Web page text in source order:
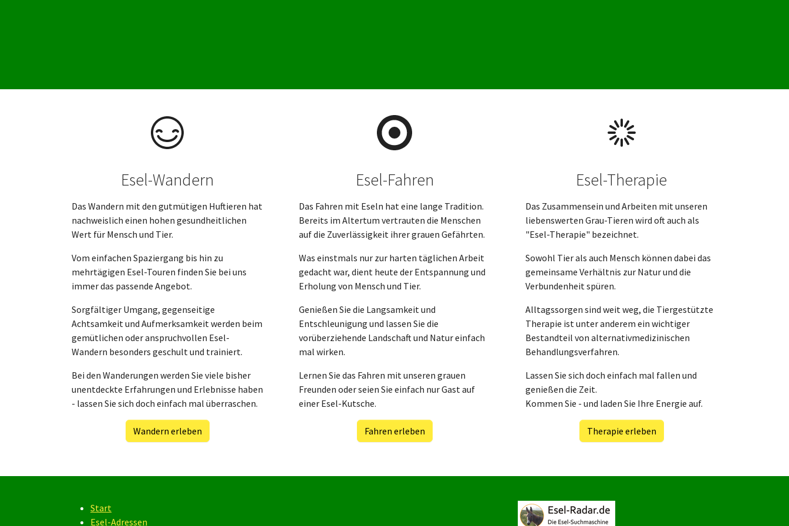
Esel-Wandern
Das Wandern mit den gutmütigen Huftieren hat
nachweislich einen hohen gesundheitlichen
Wert für Mensch und Tier.
Vom einfachen Spaziergang bis hin zu
mehrtägigen Esel-Touren finden Sie bei uns
immer das passende Angebot.
Sorgfältiger Umgang, gegenseitige
Achtsamkeit und Aufmerksamkeit werden beim
gemütlichen oder anspruchvollen Esel-
Wandern besonders geschult und trainiert.
Bei den Wanderungen werden Sie viele bisher
unentdeckte Erfahrungen und Erlebnisse haben
- lassen Sie sich doch einfach mal überraschen.
Wandern erleben
Esel-Fahren
Das Fahren mit Eseln hat eine lange Tradition.
Bereits im Altertum vertrauten die Menschen
auf die Zuverlässigkeit ihrer grauen Gefährten.
Was einstmals nur zur harten täglichen Arbeit
gedacht war, dient heute der Entspannung und
Erholung von Mensch und Tier.
Genießen Sie die Langsamkeit und
Entschleunigung und lassen Sie die
vorüberziehende Landschaft und Natur einfach
mal wirken.
Lernen Sie das Fahren mit unseren grauen
Freunden oder seien Sie einfach nur Gast auf
einer Esel-Kutsche.
Fahren erleben
Esel-Therapie
Das Zusammensein und Arbeiten mit unseren
liebenswerten Grau-Tieren wird oft auch als
"Esel-Therapie" bezeichnet.
Sowohl Tier als auch Mensch können dabei das
gemeinsame Verhältnis zur Natur und die
Verbundenheit spüren.
Alltagssorgen sind weit weg, die Tiergestützte
Therapie ist unter anderem ein wichtiger
Bestandteil von alternativmedizinischen
Behandlungsverfahren.
Lassen Sie sich doch einfach mal fallen und
genießen die Zeit.
Kommen Sie - und laden Sie Ihre Energie auf.
Therapie erleben
Start
Esel-Adressen